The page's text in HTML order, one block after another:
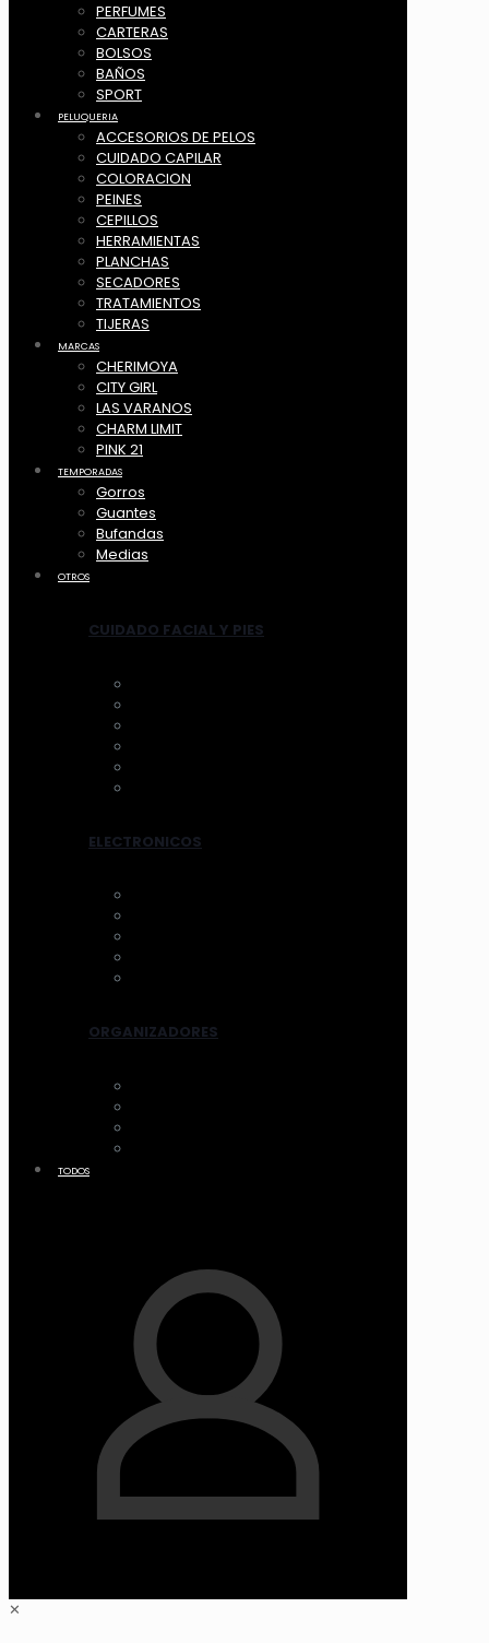
PERFUMES
CARTERAS
BOLSOS
BAÑOS
SPORT
PELUQUERIA
ACCESORIOS DE PELOS
CUIDADO CAPILAR
COLORACION
PEINES
CEPILLOS
HERRAMIENTAS
PLANCHAS
SECADORES
TRATAMIENTOS
TIJERAS
MARCAS
CHERIMOYA
CITY GIRL
LAS VARANOS
CHARM LIMIT
PINK 21
TEMPORADAS
Gorros
Guantes
Bufandas
Medias
OTROS
CUIDADO FACIAL Y PIES
ELECTRONICOS
ORGANIZADORES
TODOS
✕